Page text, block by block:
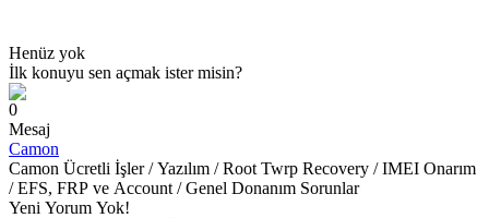
Henüz yok
İlk konuyu sen açmak ister misin?
0
Mesaj
Camon
Camon Ücretli İşler / Yazılım / Root Twrp Recovery / IMEI Onarım
/ EFS, FRP ve Account / Genel Donanım Sorunlar
Yeni Yorum Yok!